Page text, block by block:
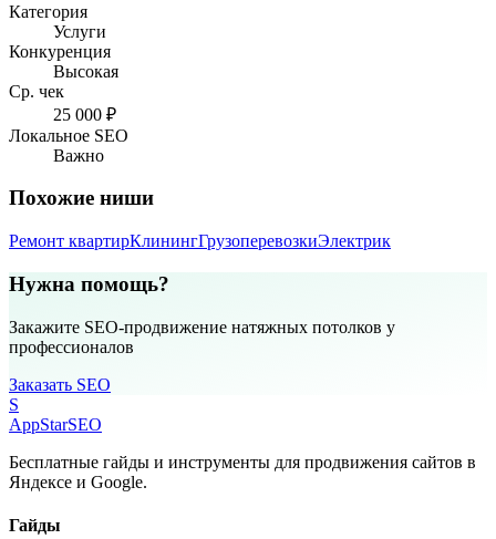
Категория
Услуги
Конкуренция
Высокая
Ср. чек
25 000 ₽
Локальное SEO
Важно
Похожие ниши
Ремонт квартирКлинингГрузоперевозкиЭлектрик
Нужна помощь?
Закажите SEO-продвижение натяжных потолков у
профессионалов
Заказать SEO
S
AppStarSEO
Бесплатные гайды и инструменты для продвижения сайтов в
Яндексе и Google.
Гайды